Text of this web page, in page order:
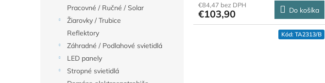
Pracovné / Ručné / Solar
Žiarovky / Trubice
Reflektory
Záhradné / Podlahové svietidlá
LED panely
Stropné svietidlá
€84,47 bez DPH
€103,90 Do košíka
Kód: TA2313/B